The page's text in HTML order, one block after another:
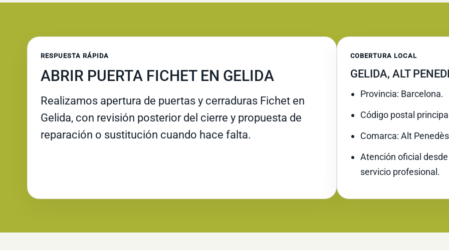
RESPUESTA RÁPIDA
ABRIR PUERTA FICHET EN GELIDA
Realizamos apertura de puertas y cerraduras Fichet en
Gelida, con revisión posterior del cierre y propuesta de
reparación o sustitución cuando hace falta.
COBERTURA LOCAL
GELIDA, ALT
Provincia: Barcelona.
Código postal
Comarca: Alt
Atención oficial
servicio profesional.